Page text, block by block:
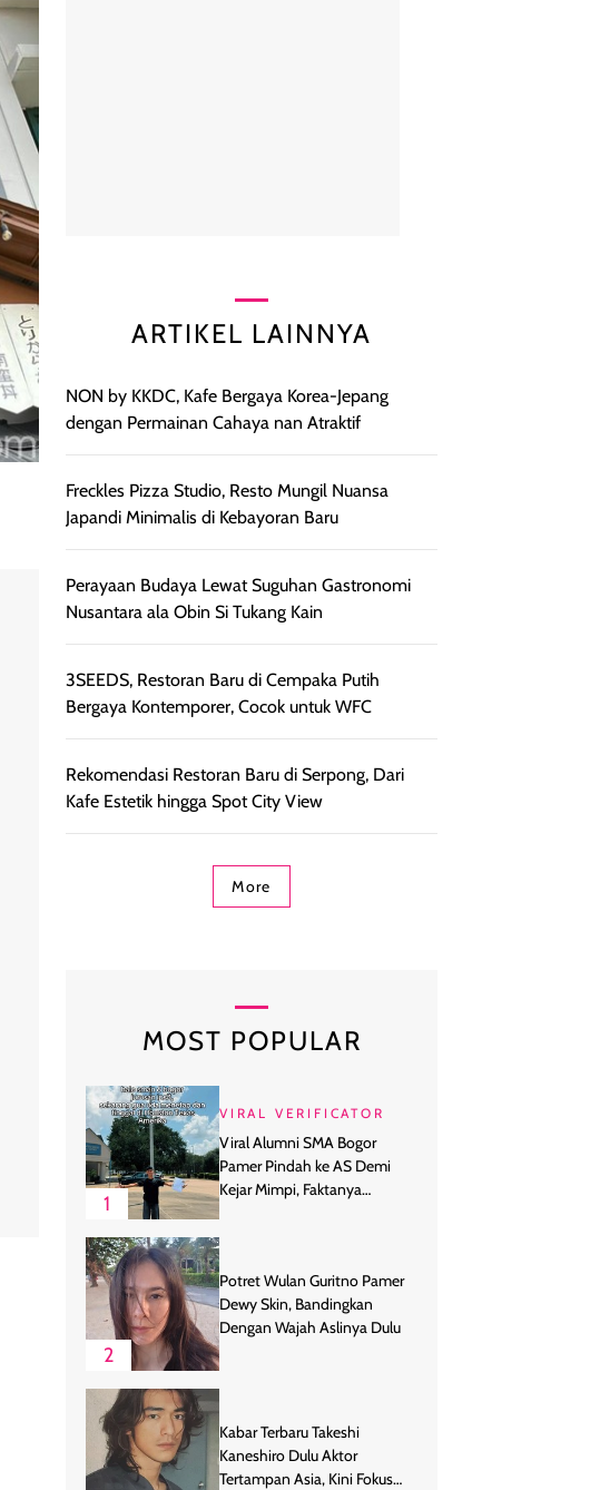
ARTIKEL LAINNYA
NON by KKDC, Kafe Bergaya Korea-Jepang
dengan Permainan Cahaya nan Atraktif
Freckles Pizza Studio, Resto Mungil Nuansa
Japandi Minimalis di Kebayoran Baru
Perayaan Budaya Lewat Suguhan Gastronomi
Nusantara ala Obin Si Tukang Kain
3SEEDS, Restoran Baru di Cempaka Putih
Bergaya Kontemporer, Cocok untuk WFC
Rekomendasi Restoran Baru di Serpong, Dari
Kafe Estetik hingga Spot City View
More
MOST POPULAR
1
VIRAL VERIFICATOR
Viral Alumni SMA Bogor
Pamer Pindah ke AS Demi
Kejar Mimpi, Faktanya
2
Potret Wulan Guritno Pamer
Dewy Skin, Bandingkan
Dengan Wajah Aslinya Dulu
Kabar Terbaru Takeshi
Kaneshiro Dulu Aktor
Tertampan Asia, Kini Fokus